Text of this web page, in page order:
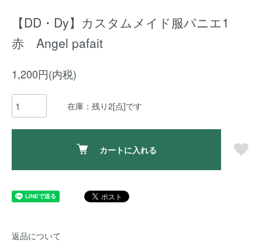
【DD・Dy】カスタムメイド服パニエ1
赤 Angel pafait
1,200円(内税)
在庫：残り2[点]です
カートに入れる
返品について